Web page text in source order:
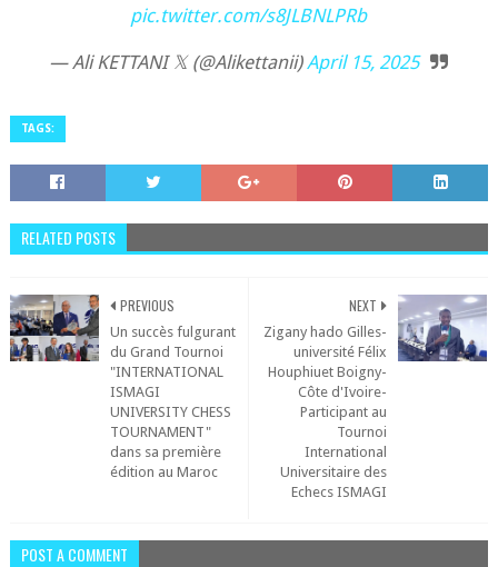
pic.twitter.com/s8JLBNLPRb
— Ali KETTANI 𝕏 (@Alikettanii)April 15, 2025
TAGS:
RELATED POSTS
NEXT
Zigany hado Gilles-
université Félix
Houphiuet Boigny-
Côte d'Ivoire-
Participant au
Tournoi
International
Universitaire des
Echecs ISMAGI
PREVIOUS
Un succès fulgurant
du Grand Tournoi
"INTERNATIONAL
ISMAGI
UNIVERSITY CHESS
TOURNAMENT"
dans sa première
édition au Maroc
POST A COMMENT